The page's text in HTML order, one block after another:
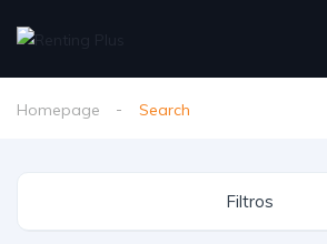
Homepage Search
Filtros